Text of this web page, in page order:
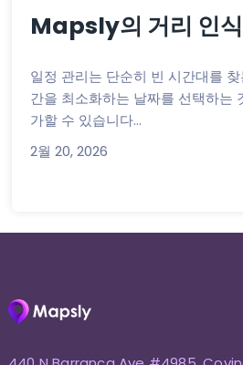
Mapsly의 거리 인식
일정 관리는 단순히 빈 시간대를
간을 최소화하는 날짜를 선택하는
가할 수 있습니다...
2월 20, 2026